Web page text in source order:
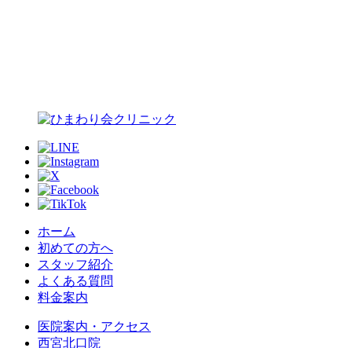
ホーム
初めての方へ
スタッフ紹介
よくある質問
料金案内
医院案内・アクセス
西宮北口院